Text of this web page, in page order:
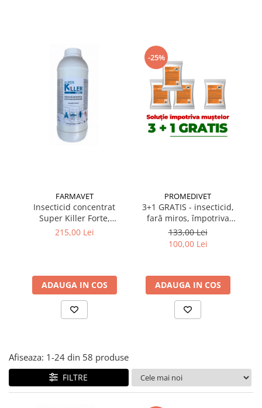
Gel antiinflamator
FARMAVET
Insecticid concentrat
Super Killer Forte,
acțiune acaricidă, flacon
215,00 Lei
ADAUGA IN COS
-25%
PROMEDIVET
3+1 GRATIS - insecticid,
fară miros, împotriva
muștelor, Sojet 10 gr
133,00 Lei
100,00 Lei
ADAUGA IN COS
Afiseaza: 1-24 din 58 produse
FILTRE